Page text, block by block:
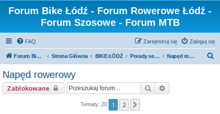
Forum Bike Łódź - Forum Rowerowe Łódź -
Forum Szosowe - Forum MTB
FAQ Zaloguj się
Zarejestruj się
Forum Bike Łódź - Forum Rowerowe Łódź - Forum Szosowe - Forum MTB Strona Główna BIKE ŁÓDŹ Porady serwisowe Napęd rowerowy
Napęd rowerowy
Zablokowane Szukaj
Tematy: 20 1 2